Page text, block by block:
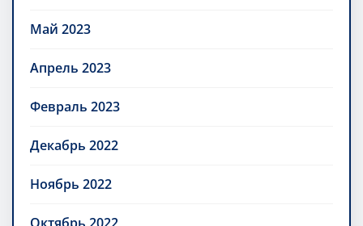
Май 2023
Апрель 2023
Февраль 2023
Декабрь 2022
Ноябрь 2022